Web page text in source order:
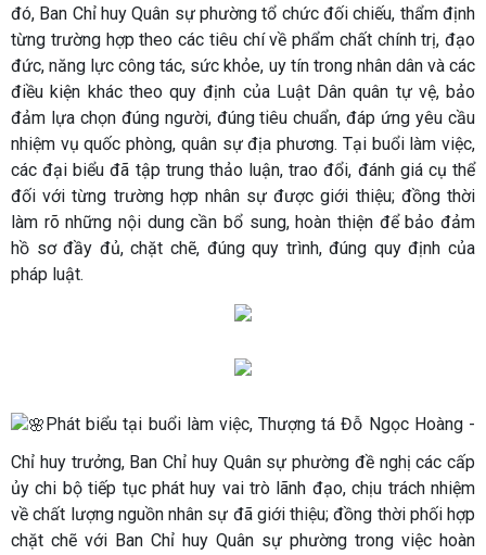
đó, Ban Chỉ huy Quân sự phường tổ chức đối chiếu, thẩm định
từng trường hợp theo các tiêu chí về phẩm chất chính trị, đạo
đức, năng lực công tác, sức khỏe, uy tín trong nhân dân và các
điều kiện khác theo quy định của Luật Dân quân tự vệ, bảo
đảm lựa chọn đúng người, đúng tiêu chuẩn, đáp ứng yêu cầu
nhiệm vụ quốc phòng, quân sự địa phương. Tại buổi làm việc,
các đại biểu đã tập trung thảo luận, trao đổi, đánh giá cụ thể
đối với từng trường hợp nhân sự được giới thiệu; đồng thời
làm rõ những nội dung cần bổ sung, hoàn thiện để bảo đảm
hồ sơ đầy đủ, chặt chẽ, đúng quy trình, đúng quy định của
pháp luật.
Phát biểu tại buổi làm việc, Thượng tá Đỗ Ngọc Hoàng -
Chỉ huy trưởng, Ban Chỉ huy Quân sự phường đề nghị các cấp
ủy chi bộ tiếp tục phát huy vai trò lãnh đạo, chịu trách nhiệm
về chất lượng nguồn nhân sự đã giới thiệu; đồng thời phối hợp
chặt chẽ với Ban Chỉ huy Quân sự phường trong việc hoàn